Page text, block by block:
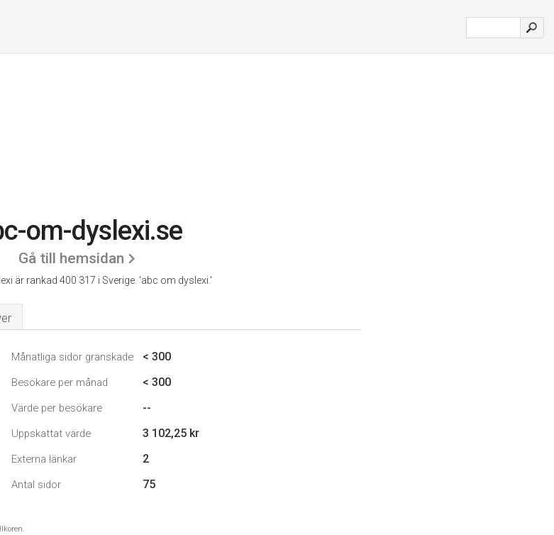
om-dyslexi.se
Gå till hemsidan
är rankad 400 317 i Sverige. 'abc om dyslexi.'
Månatliga sidor granskade < 300
Besökare per månad < 300
Värde per besökare --
Uppskattat värde 3 102,25 kr
Externa länkar 2
Antal sidor 75